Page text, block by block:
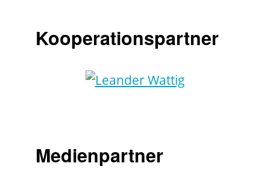
Kooperationspartner
Medienpartner